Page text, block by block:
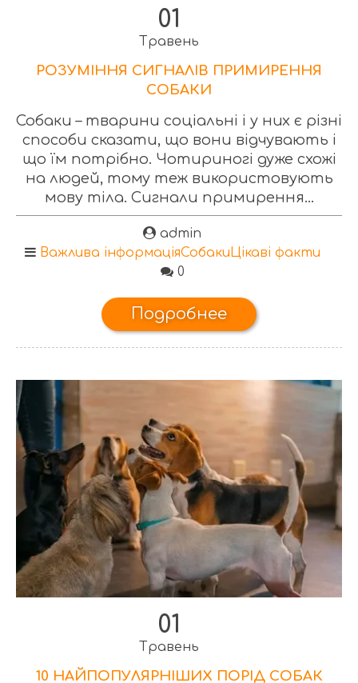
01
Травень
РОЗУМІННЯ СИГНАЛІВ ПРИМИРЕННЯ
СОБАКИ
Собаки – тварини соціальні і у них є різні
способи сказати, що вони відчувають і
що їм потрібно. Чотириногі дуже схожі
на людей, тому теж використовують
мову тіла. Сигнали примирення...
admin
Важлива інформаціяСобаки Цікаві факти
0
Подробнее
01
Травень
10 НАЙПОПУЛЯРНІШИХ ПОРІД СОБАК